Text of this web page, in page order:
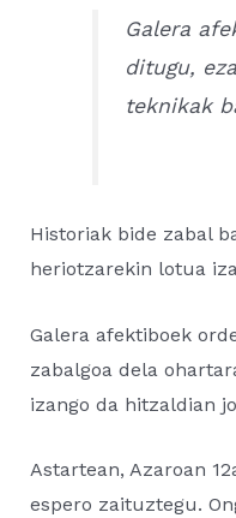
Galera
ditugu,
teknikak
Historiak bide zabal
heriotzarekin lotua
Galera afektiboek
zabalgoa dela
izango da hitzaldian
Astartean, Azaroan
espero zaituztegu.